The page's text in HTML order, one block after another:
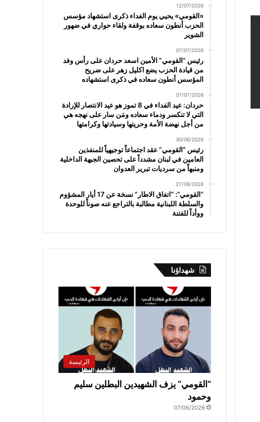
12/07/2026
«القومي» يحيي يوم الفداء ذكرى استشهاد مؤسس
الحزب أنطون سعاده بوقفة ولقاء حواري في ضهور
الشوير
07/07/2026
رئيس “القومي” الأمين اسعد حردان على رأس وفد
من قيادة الحزب يضع اكليل زهر على ضريح
المؤسس أنطون سعاده في ذكرى استشهاده
07/07/2026
حردان: عيد الفداء في 8 تموز هو عيد الانتصار للإرادة
التي لا تنكسر ودماء سعاده ومَن سار على نهجه هي
من أجل نهضة الأمة وحريتها وسيادتها وكرامتها
30/06/2026
رئيس “القومي” عقد اجتماعاً توجيهياً للمنفذين
العامين في لبنان مشدداً على تحصين الجبهة الداخلية
ومنبهاً من سرديات تبرير العدوان
27/06/2026
“القومي”: “اتفاق الاطار” نسخة عن 17 أيار المشؤوم
والسلطة اللبنانية مطالبة بالتراجع عنه صوناً للوحدة
ووأداً للفتنة
شهداؤنا
الرئيسة
“القومي” يزف الشهيدين البطلين سليم
وحمود
07/06/2026